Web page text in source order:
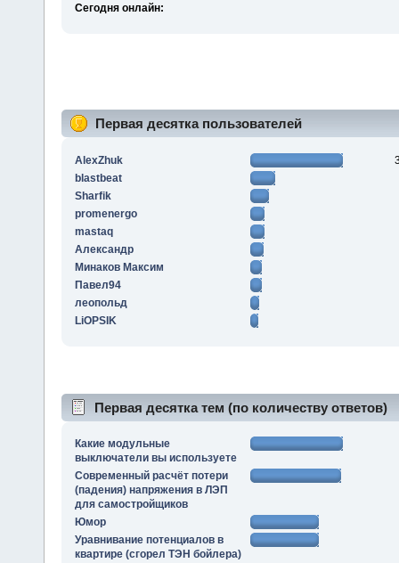
Сегодня онлайн:
Первая десятка пользователей
AlexZhuk
blastbeat
Sharfik
promenergo
mastaq
Алексaндр
Минаков Максим
Павел94
леопольд
LiOPSIK
Первая десятка тем (по количеству ответов)
Какие модульные
выключатели вы используете
Современный расчёт потери
(падения) напряжения в ЛЭП
для самостройщиков
Юмор
Уравнивание потенциалов в
квартире (сгорел ТЭН бойлера)